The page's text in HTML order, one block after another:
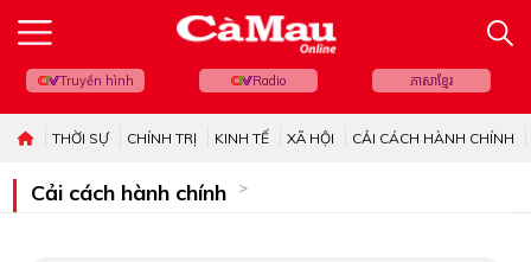
Truyền hình Radio ភាសាខ្មែរ
THỜI SỰ CHÍNH TRỊ KINH TẾ XÃ HỘI CẢI CÁCH HÀNH CHÍNH
Cải cách hành chính